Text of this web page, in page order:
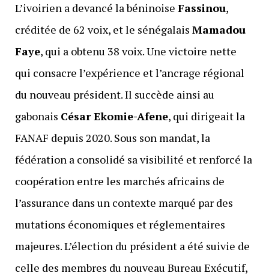
L’ivoirien a devancé la béninoise Fassinou,
créditée de 62 voix, et le sénégalais Mamadou
Faye, qui a obtenu 38 voix. Une victoire nette
qui consacre l’expérience et l’ancrage régional
du nouveau président. Il succède ainsi au
gabonais César Ekomie-Afene, qui dirigeait la
FANAF depuis 2020. Sous son mandat, la
fédération a consolidé sa visibilité et renforcé la
coopération entre les marchés africains de
l’assurance dans un contexte marqué par des
mutations économiques et réglementaires
majeures. L’élection du président a été suivie de
celle des membres du nouveau Bureau Exécutif,